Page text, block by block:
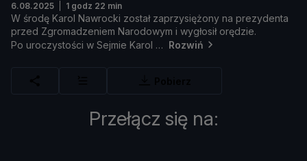
6.08.2025 1 godz 22 min
W środę Karol Nawrocki został zaprzysiężony na prezydenta
przed Zgromadzeniem Narodowym i wygłosił orędzie.
Po uroczystości w Sejmie Karol Rozwiń
Przełącz się na: